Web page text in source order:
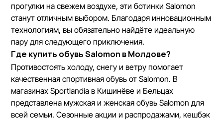
прогулки на свежем воздухе, эти ботинки Salomon
станут отличным выбором. Благодаря инновационным
технологиям, вы обязательно найдёте идеальную
пару для следующего приключения.
Где купить обувь Salomon в Молдове?
Противостоять холоду, снегу и ветру помогает
качественная спортивная обувь от Salomon. В
магазинах Sportlandia в Кишинёве и Бельцах
представлена мужская и женская обувь Salomon для
всей семьи. Сезонные акции и распродажами, кешбэк